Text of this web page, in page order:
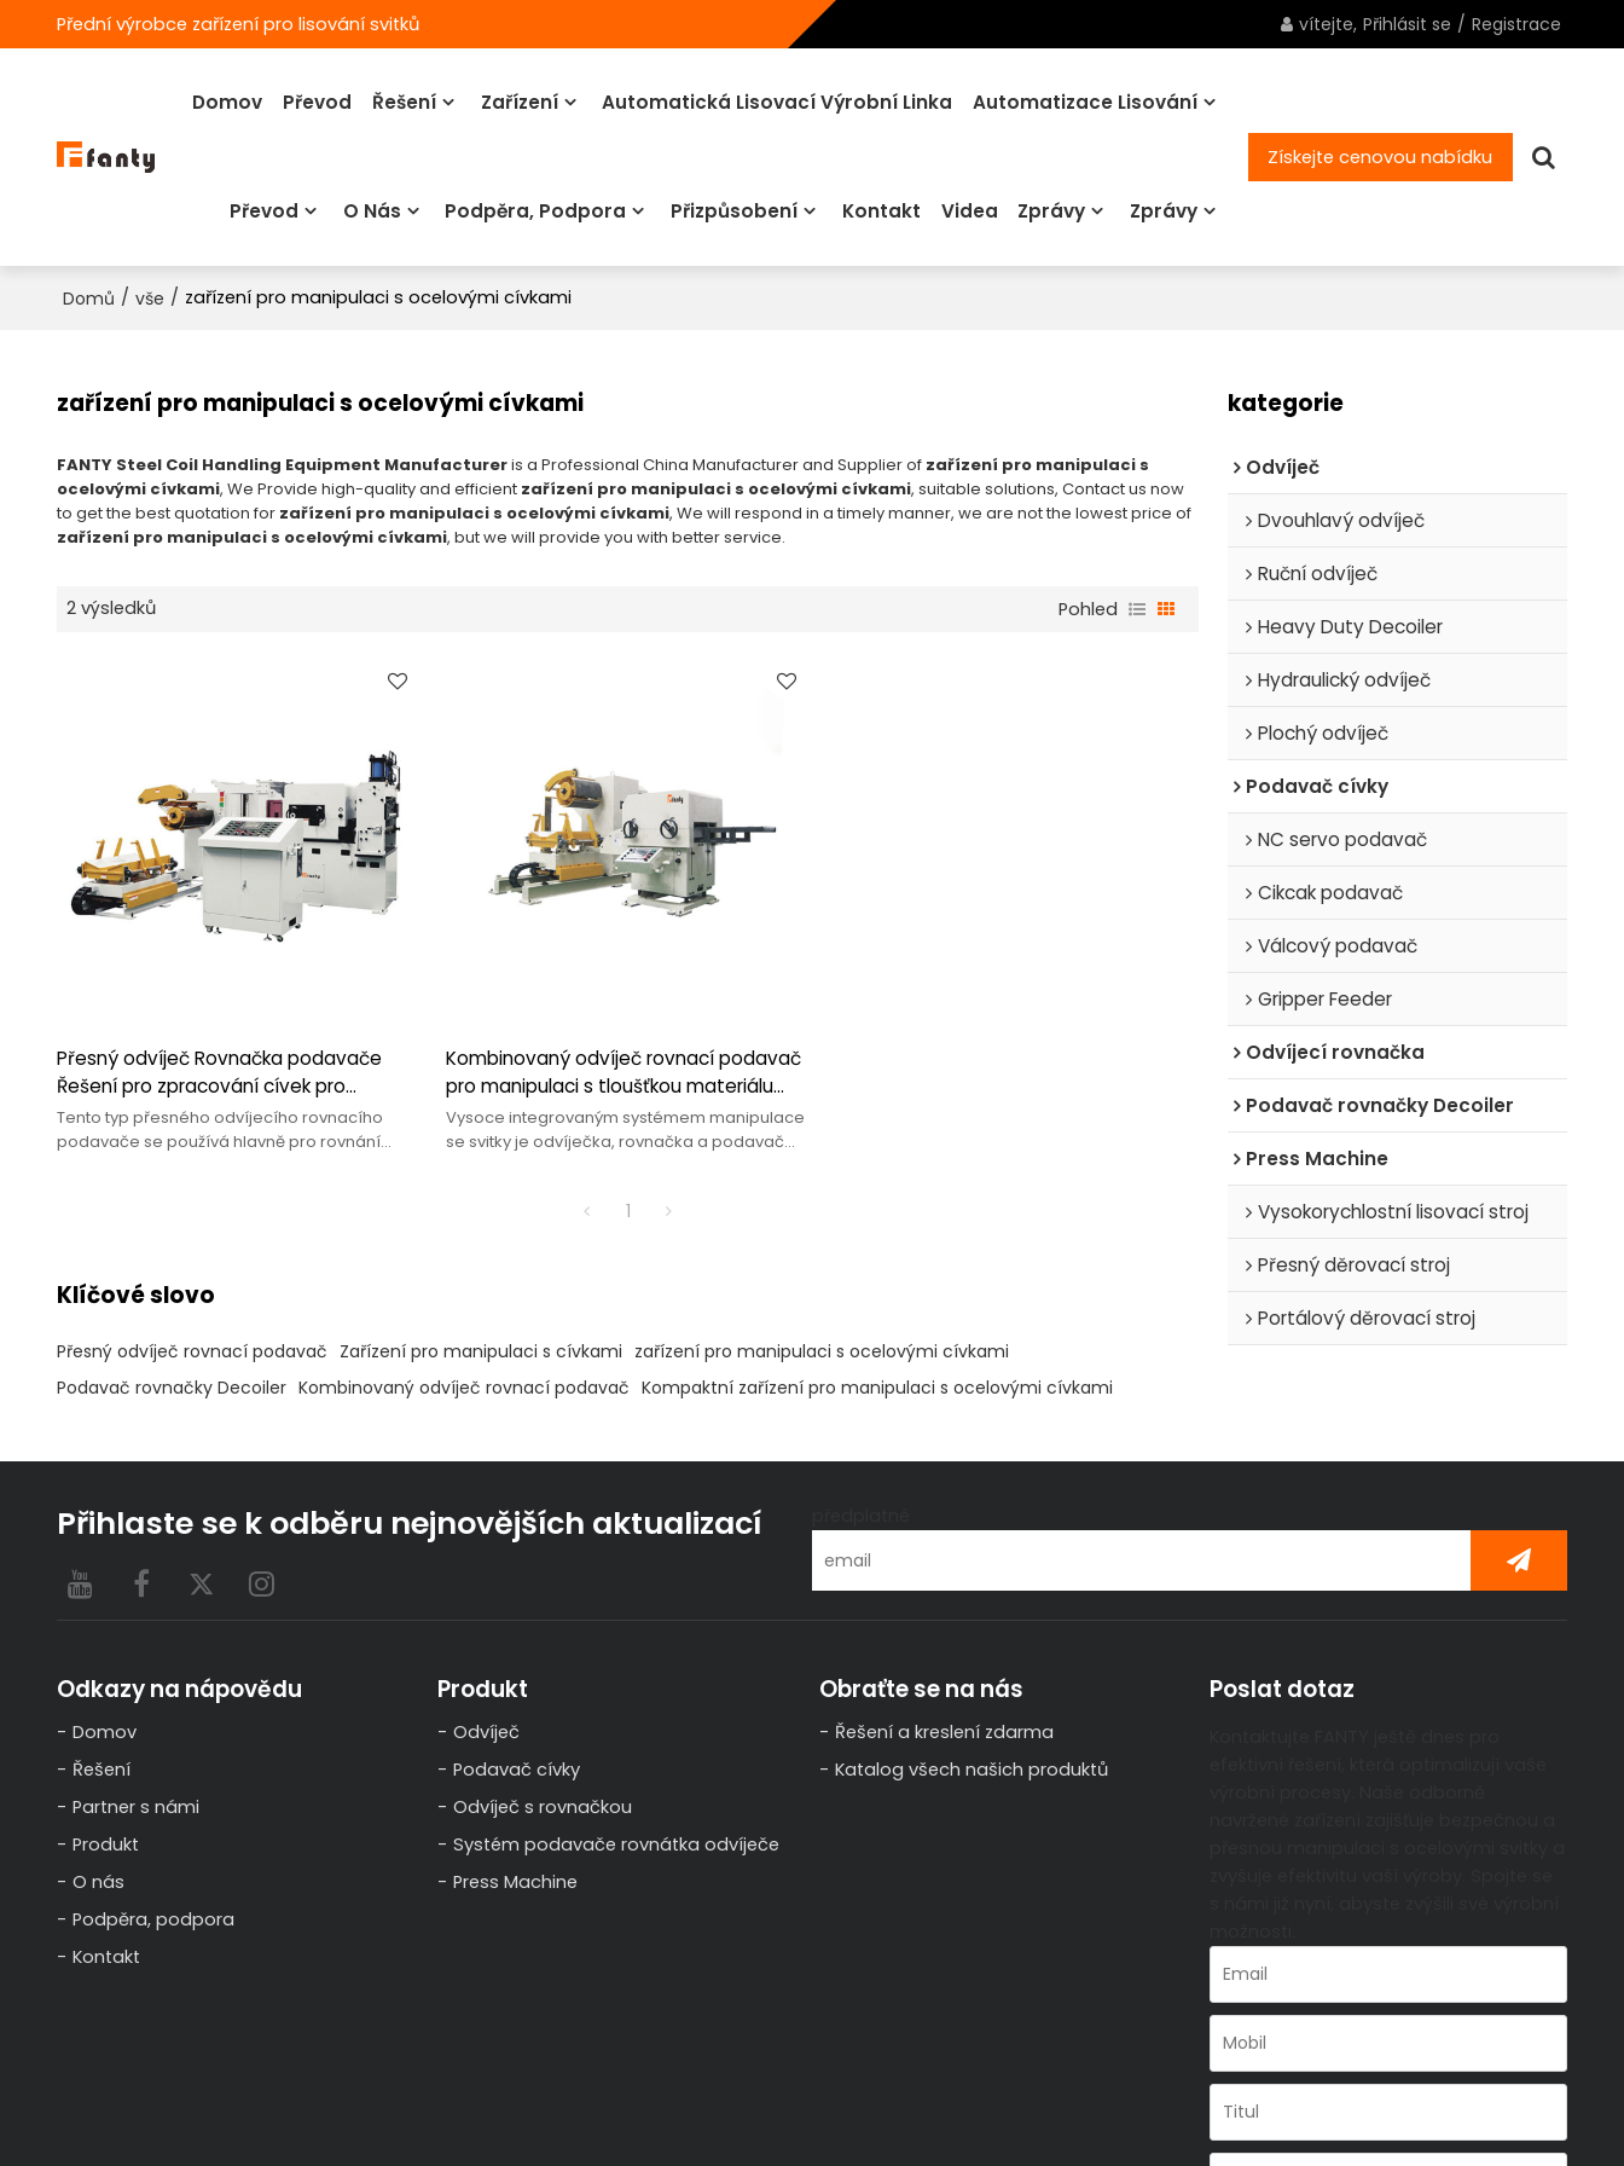
Přední výrobce zařízení pro lisování svitků vítejte, Přihlásit se / Registrace
Domov Převod Řešení Zařízení Automatická Lisovací Výrobní Linka Automatizace Lisování
Převod O Nás Podpěra, Podpora Přizpůsobení Kontakt Videa Zprávy Zprávy
Získejte cenovou nabídku
Domů / vše / zařízení pro manipulaci s ocelovými cívkami
zařízení pro manipulaci s ocelovými cívkami
FANTY Steel Coil Handling Equipment Manufactureris a Professional China Manufacturer and Supplier of zařízení pro manipulaci s
ocelovými cívkami, We Provide high-quality and efficient zařízení pro manipulaci s ocelovými cívkami, suitable solutions, Contact us now
to get the best quotation for zařízení pro manipulaci s ocelovými cívkami, We will respond in a timely manner, we are not the lowest price of
zařízení pro manipulaci s ocelovými cívkami, but we will provide you with better service.
2 výsledků Pohled
Přesný odvíječ Rovnačka podavače
Řešení pro zpracování cívek pro
tloušťku 0,6~6,0 mm
Tento typ přesného odvíjecího rovnacího
podavače se používá hlavně pro rovnání
Kombinovaný odvíječ rovnací podavač
pro manipulaci s tloušťkou materiálu
0,5~4,5 mm
Vysoce integrovaným systémem manipulace
se svitky je odvíječka, rovnačka a podavač
1
Klíčové slovo
Přesný odvíječ rovnací podavač Zařízení pro manipulaci s cívkami zařízení pro manipulaci s ocelovými cívkami
Podavač rovnačky Decoiler Kombinovaný odvíječ rovnací podavač Kompaktní zařízení pro manipulaci s ocelovými cívkami
kategorie
Odvíječ
Dvouhlavý odvíječ
Ruční odvíječ
Heavy Duty Decoiler
Hydraulický odvíječ
Plochý odvíječ
Podavač cívky
NC servo podavač
Cikcak podavač
Válcový podavač
Gripper Feeder
Odvíjecí rovnačka
Podavač rovnačky Decoiler
Press Machine
Vysokorychlostní lisovací stroj
Přesný děrovací stroj
Portálový děrovací stroj
Přihlaste se k odběru nejnovějších aktualizací
Odkazy na nápovědu
Domov
Řešení
Partner s námi
Produkt
O nás
Podpěra, podpora
Kontakt
Produkt
Odvíječ
Podavač cívky
Odvíječ s rovnačkou
Systém podavače rovnátka odvíječe
Press Machine
Obraťte se na nás
Řešení a kreslení zdarma
Katalog všech našich produktů
Poslat dotaz